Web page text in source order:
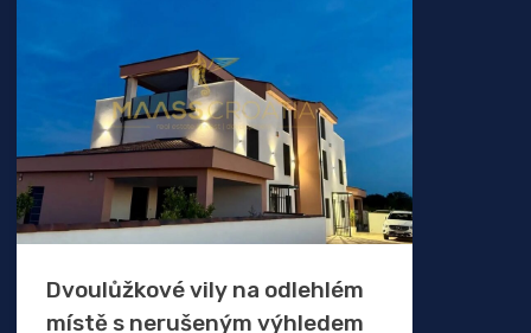
Dvoulůžkové vily na odlehlém
místě s nerušeným výhledem